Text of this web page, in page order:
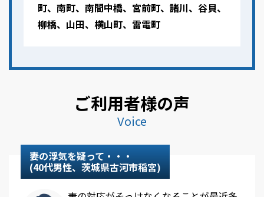
町、南町、南間中橋、宮前町、諸川、谷貝、
柳橋、山田、横山町、雷電町
ご利用者様の声
Voice
妻の浮気を疑って・・・
(40代男性、茨城県古河市稲宮)